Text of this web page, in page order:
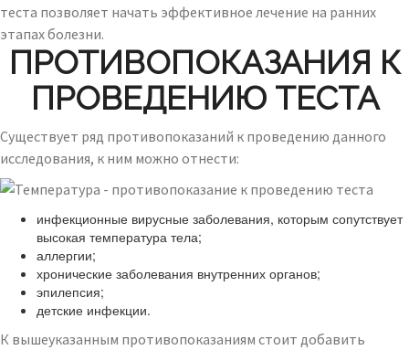
теста позволяет начать эффективное лечение на ранних
этапах болезни.
ПРОТИВОПОКАЗАНИЯ К
ПРОВЕДЕНИЮ ТЕСТА
Существует ряд противопоказаний к проведению данного
исследования, к ним можно отнести:
инфекционные вирусные заболевания, которым сопутствует
высокая температура тела;
аллергии;
хронические заболевания внутренних органов;
эпилепсия;
детские инфекции.
К вышеуказанным противопоказаниям стоит добавить